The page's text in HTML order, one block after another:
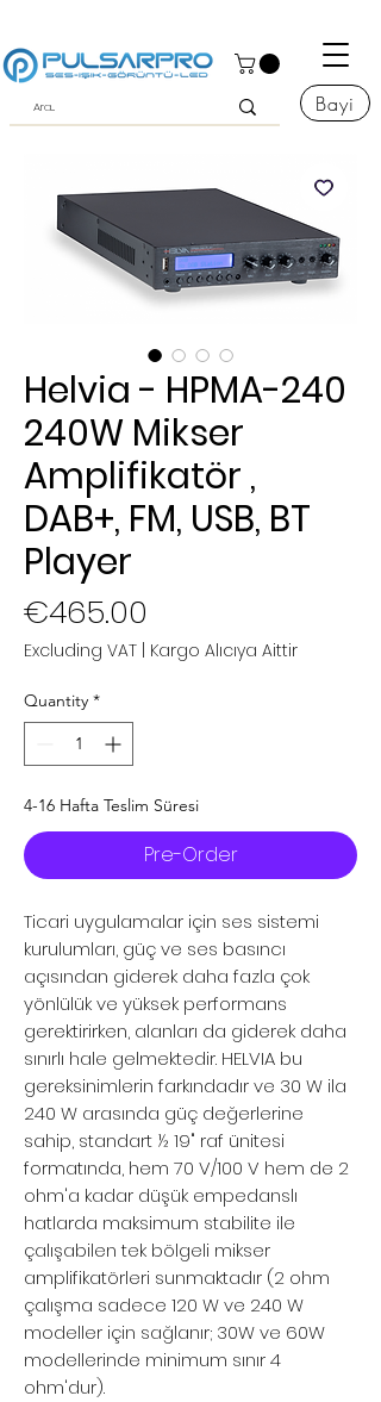
Bayi
Helvia - HPMA-240
240W Mikser
Amplifikatör ,
DAB+, FM, USB, BT
Player
€465.00
Excluding VAT Kargo Alıcıya Aittir
Quantity *
4-16 Hafta Teslim Süresi
Pre-Order
Ticari uygulamalar için ses sistemi
kurulumları, güç ve ses basıncı
açısından giderek daha fazla çok
yönlülük ve yüksek performans
gerektirirken, alanları da giderek daha
sınırlı hale gelmektedir. HELVIA bu
gereksinimlerin farkındadır ve 30 W ila
240 W arasında güç değerlerine
sahip, standart ½ 19" raf ünitesi
formatında, hem 70 V/100 V hem de 2
ohm'a kadar düşük empedanslı
hatlarda maksimum stabilite ile
çalışabilen tek bölgeli mikser
amplifikatörleri sunmaktadır (2 ohm
çalışma sadece 120 W ve 240 W
modeller için sağlanır; 30W ve 60W
modellerinde minimum sınır 4
ohm'dur).